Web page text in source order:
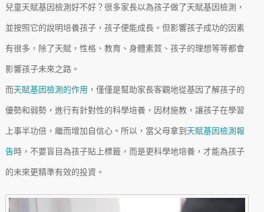
兒童天賦基因檢測好不好？很多家長以為孩子做了天賦基因檢測，
並按照它的說明培養孩子，孩子便能成長。但影響孩子成功的因素
有很多，除了天賦，性格、教育、身體素質、孩子的理想等等都會
影響孩子未來之路。
而天賦基因檢測的作用 ，僅僅是幫助家長客觀地從基因了解孩子的
優勢和弱勢，進行有針對性的科學培養，因材施教，讓孩子在學習
上事半功倍，繼而增加自信心。所以，當父母拿到 天賦基因檢測報
告時，不要盲目為孩子貼上標籤，而是更科學地培養，才能為孩子
的未來更精準有效的投資。